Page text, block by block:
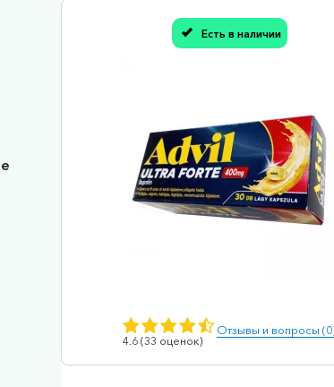
Есть в наличии
4.6 (33 оценок)
Отзывы и вопросы
Спасибо, мы учли Вашу оценку!